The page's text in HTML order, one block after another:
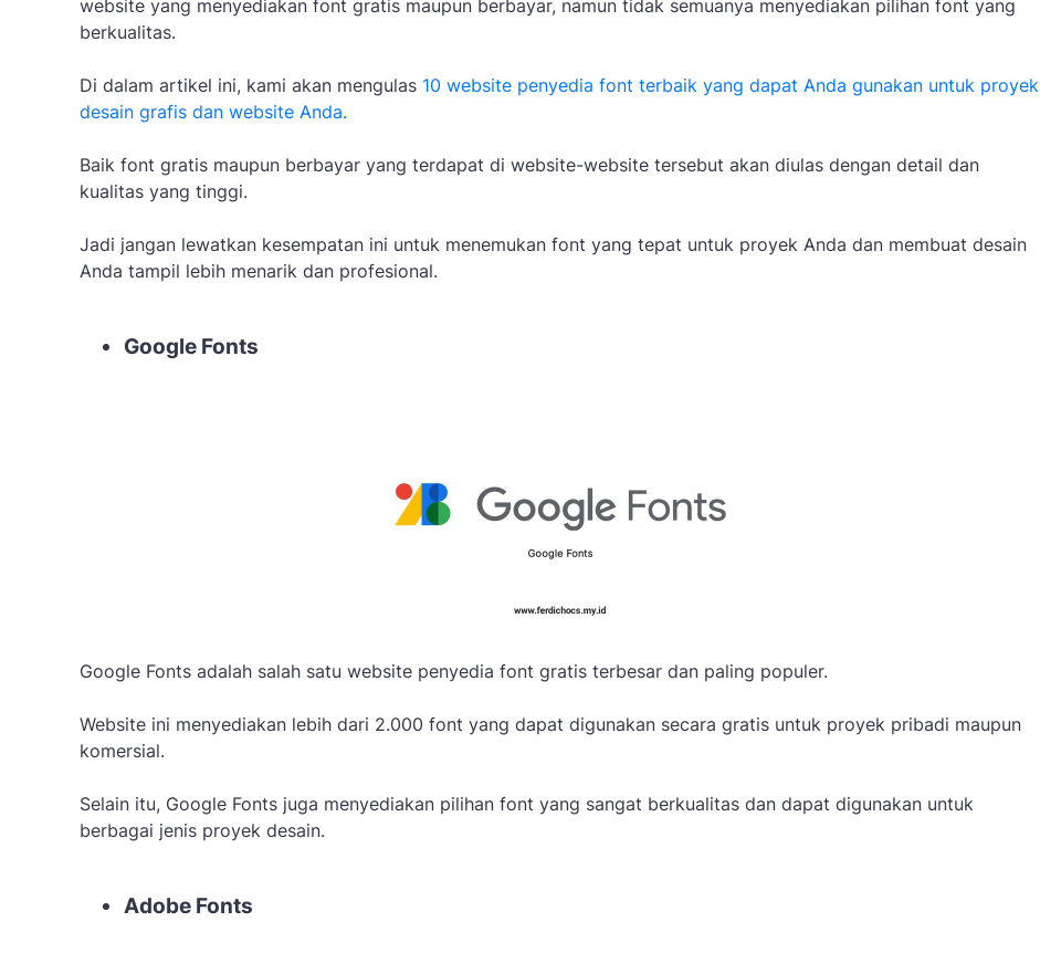
website yang menyediakan font gratis maupun berbayar, namun tidak semuanya menyediakan pilihan font yang
berkualitas.
Di dalam artikel ini, kami akan mengulas 10 website penyedia font terbaik yang dapat Anda gunakan untuk proyek
desain grafis dan website Anda.
Baik font gratis maupun berbayar yang terdapat di website-website tersebut akan diulas dengan detail dan
kualitas yang tinggi.
Jadi jangan lewatkan kesempatan ini untuk menemukan font yang tepat untuk proyek Anda dan membuat desain
Anda tampil lebih menarik dan profesional.
Google Fonts
Google Fonts adalah salah satu website penyedia font gratis terbesar dan paling populer.
Website ini menyediakan lebih dari 2.000 font yang dapat digunakan secara gratis untuk proyek pribadi maupun
komersial.
Selain itu, Google Fonts juga menyediakan pilihan font yang sangat berkualitas dan dapat digunakan untuk
berbagai jenis proyek desain.
Adobe Fonts